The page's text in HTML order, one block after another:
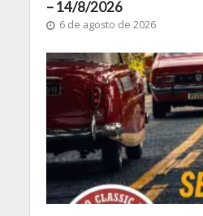
– 14/8/2026
6 de agosto de 2026